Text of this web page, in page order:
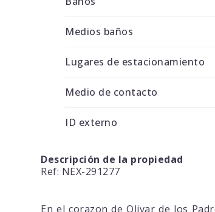
Medios baños
Lugares de estacionamiento
Medio de contacto
ID externo
Descripción de la propiedad
Ref: NEX-291277
En el corazon de Olivar de los